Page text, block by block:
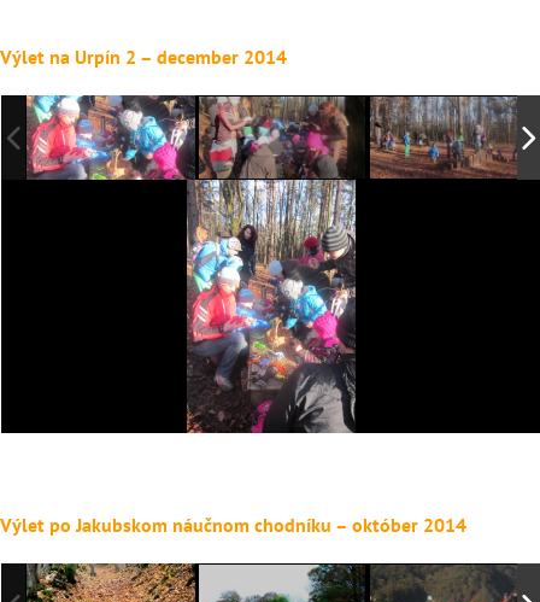
Výlet na Urpín 2 – december 2014
Výlet po Jakubskom náučnom chodníku – október 2014